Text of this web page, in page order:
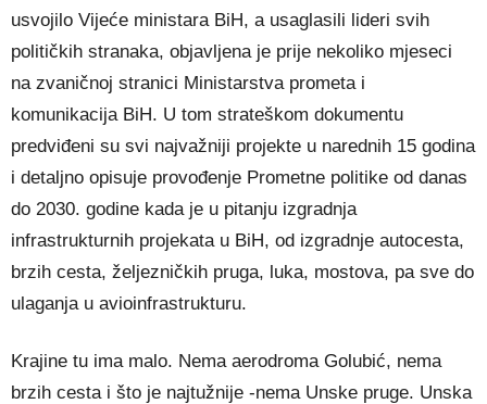
usvojilo Vijeće ministara BiH, a usaglasili lideri svih
političkih stranaka, objavljena je prije nekoliko mjeseci
na zvaničnoj stranici Ministarstva prometa i
komunikacija BiH. U tom strateškom dokumentu
predviđeni su svi najvažniji projekte u narednih 15 godina
i detaljno opisuje provođenje Prometne politike od danas
do 2030. godine kada je u pitanju izgradnja
infrastrukturnih projekata u BiH, od izgradnje autocesta,
brzih cesta, željezničkih pruga, luka, mostova, pa sve do
ulaganja u avioinfrastrukturu.
Krajine tu ima malo. Nema aerodroma Golubić, nema
brzih cesta i što je najtužnije -nema Unske pruge. Unska